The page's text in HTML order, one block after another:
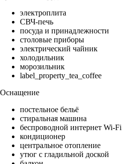
электроплита
СВЧ-печь
посуда и принадлежности
столовые приборы
электрический чайник
холодильник
морозильник
label_property_tea_coffee
Оснащение
постельное бельё
стиральная машина
беспроводной интернет Wi-Fi
кондиционер
центральное отопление
утюг с гладильной доской